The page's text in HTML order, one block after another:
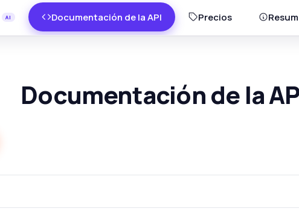
Documentación de la API Precios
Documentación de la